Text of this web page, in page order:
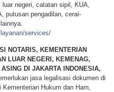
negeri, catatan sipil, KUA,
putusan pengadilan, cerai-
services/
NOTARIS, KEMENTERIAN
LUAR NEGERI, KEMENAG,
DI JAKARTA INDONESIA,
jasa legalisasi dokumen di
Hukum dan Ham,